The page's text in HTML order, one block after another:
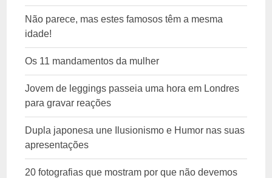
Não parece, mas estes famosos têm a mesma
idade!
Os 11 mandamentos da mulher
Jovem de leggings passeia uma hora em Londres
para gravar reações
Dupla japonesa une Ilusionismo e Humor nas suas
apresentações
20 fotografias que mostram por que não devemos